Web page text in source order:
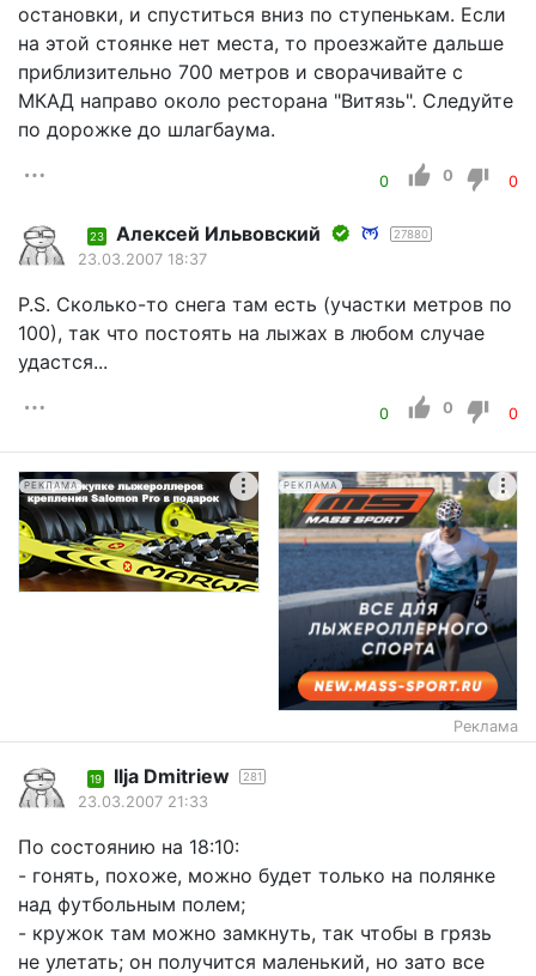
остановки, и спуститься вниз по ступенькам. Если
на этой стоянке нет места, то проезжайте дальше
приблизительно 700 метров и сворачивайте с
МКАД направо около ресторана "Витязь". Следуйте
по дорожке до шлагбаума.
0 0 0
23 Алексей Ильвовский 27880
23.03.2007 18:37
P.S. Сколько-то снега там есть (участки метров по
100), так что постоять на лыжах в любом случае
удастся...
0 0 0
РЕКЛАМА РЕКЛАМА
Реклама
19 Ilja Dmitriew 281
23.03.2007 21:33
По состоянию на 18:10:
- гонять, похоже, можно будет только на полянке
над футбольным полем;
- кружок там можно замкнуть, так чтобы в грязь
не улетать; он получится маленький, но зато все